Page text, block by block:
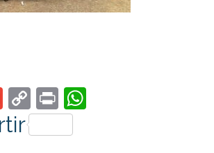
Gmail
Copy
Link
PrintWhatsApp